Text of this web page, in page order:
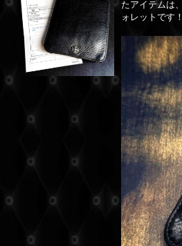
たアイテムは
ォレットです！